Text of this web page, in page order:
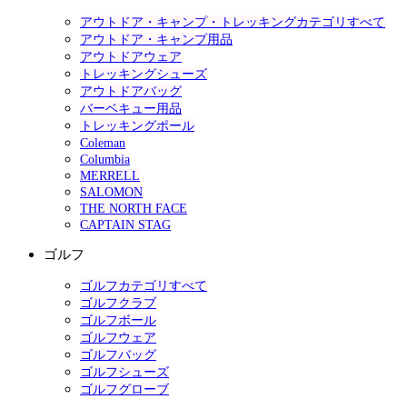
アウトドア・キャンプ・トレッキングカテゴリすべて
アウトドア・キャンプ用品
アウトドアウェア
トレッキングシューズ
アウトドアバッグ
バーベキュー用品
トレッキングポール
Coleman
Columbia
MERRELL
SALOMON
THE NORTH FACE
CAPTAIN STAG
ゴルフ
ゴルフカテゴリすべて
ゴルフクラブ
ゴルフボール
ゴルフウェア
ゴルフバッグ
ゴルフシューズ
ゴルフグローブ